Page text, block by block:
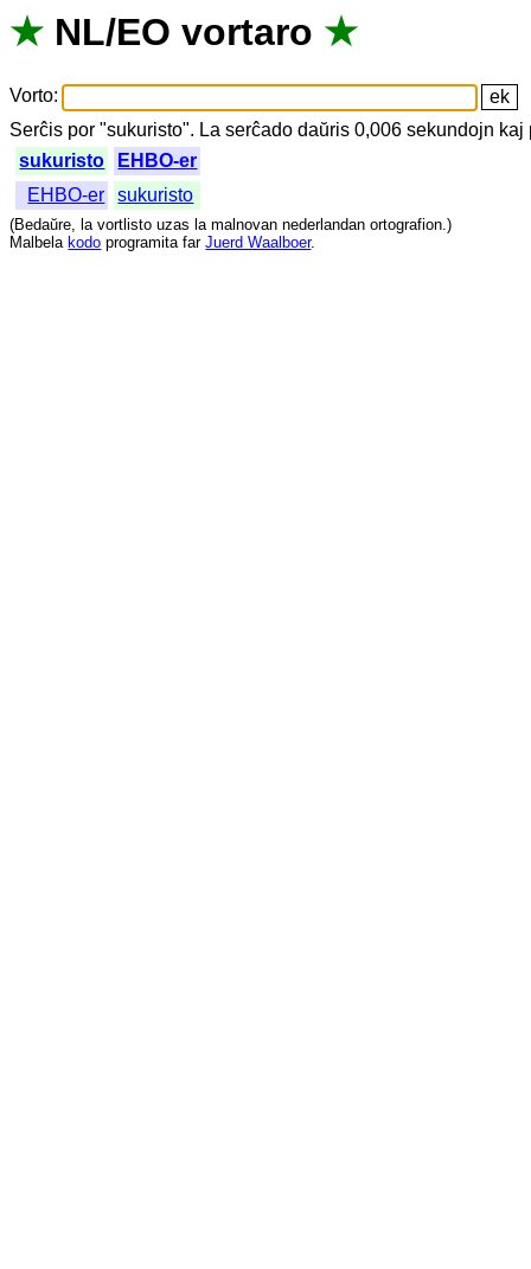
★ NL/EO vortaro ★
Vorto:
Serĉis por "sukuristo". La serĉado daŭris 0,006sekundojn kaj
sukuristo
EHBO-er
EHBO-er
sukuristo
(Bedaŭre, la vortlisto uzas la malnovan nederlandan ortografion.)
Malbela kodo programita far Juerd Waalboer.